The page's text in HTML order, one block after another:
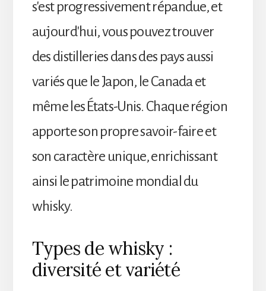
s'est progressivement répandue, et
aujourd'hui, vous pouvez trouver
des distilleries dans des pays aussi
variés que le Japon, le Canada et
même les États-Unis. Chaque région
apporte son propre savoir-faire et
son caractère unique, enrichissant
ainsi le patrimoine mondial du
whisky.
Types de whisky :
diversité et variété